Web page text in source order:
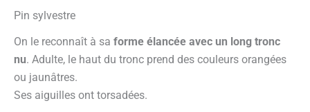
Pin sylvestre
On le reconnaît à sa forme élancée avec un long tronc
nu. Adulte, le haut du tronc prend des couleurs orangées
ou jaunâtres.
Ses aiguilles ont torsadées.